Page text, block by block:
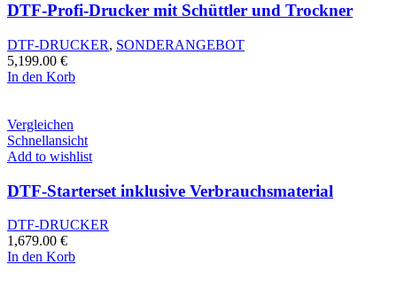
DTF-Profi-Drucker mit Schüttler und Trockner
DTF-DRUCKER, SONDERANGEBOT
5,199.00 €
In den Korb
Vergleichen
Schnellansicht
Add to wishlist
DTF-Starterset inklusive Verbrauchsmaterial
DTF-DRUCKER
1,679.00 €
In den Korb